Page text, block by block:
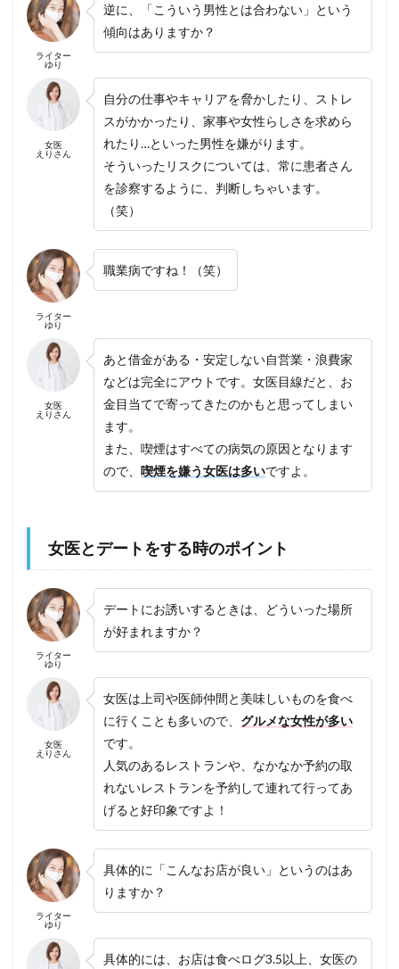
ライター
ゆり
逆に、「こういう男性とは合わない」という
傾向はありますか？
女医
えりさん
自分の仕事やキャリアを脅かしたり、ストレ
スがかかったり、家事や女性らしさを求めら
れたり…といった男性を嫌がります。
そういったリスクについては、常に患者さん
を診察するように、判断しちゃいます。
（笑）
ライター
ゆり
職業病ですね！（笑）
女医
えりさん
あと借金がある・安定しない自営業・浪費家
などは完全にアウトです。女医目線だと、お
金目当てで寄ってきたのかもと思ってしまい
ます。
また、喫煙はすべての病気の原因となります
ので、 喫煙を嫌う女医は多いですよ。
女医とデートをする時のポイント
ライター
ゆり
デートにお誘いするときは、どういった場所
が好まれますか？
女医
えりさん
女医は上司や医師仲間と美味しいものを食べ
に行くことも多いので、 グルメな女性が多い
です。
人気のあるレストランや、なかなか予約の取
れないレストランを予約して連れて行ってあ
げると好印象ですよ！
ライター
ゆり
具体的に「こんなお店が良い」というのはあ
りますか？
具体的には、お店は食べログ3.5以上、女医の